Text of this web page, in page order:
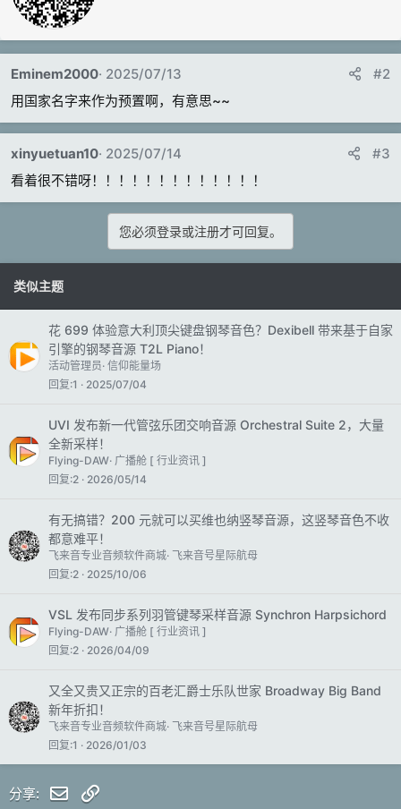
Eminem2000 2025/07/13
#2
用国家名字来作为预置啊，有意思~~
xinyuetuan10 2025/07/14
#3
看着很不错呀！！！！！！！！！！！！！
您必须登录或注册才可回复。
类似主题
花 699 体验意大利顶尖键盘钢琴音色？Dexibell 带来基于自家
引擎的钢琴音源 T2L Piano！
活动管理员 信仰能量场
回复 1 2025/07/04
UVI 发布新一代管弦乐团交响音源 Orchestral Suite 2，大量
全新采样！
Flying-DAW 广播舱 [ 行业资讯 ]
回复 2 2026/05/14
有无搞错？200 元就可以买维也纳竖琴音源，这竖琴音色不收
都意难平！
飞来音专业音频软件商城 飞来音号星际航母
回复 2 2025/10/06
VSL 发布同步系列羽管键琴采样音源 Synchron Harpsichord
Flying-DAW 广播舱 [ 行业资讯 ]
回复 2 2026/04/09
又全又贵又正宗的百老汇爵士乐队世家 Broadway Big Band
新年折扣！
飞来音专业音频软件商城 飞来音号星际航母
回复 1 2026/01/03
分享: 邮件